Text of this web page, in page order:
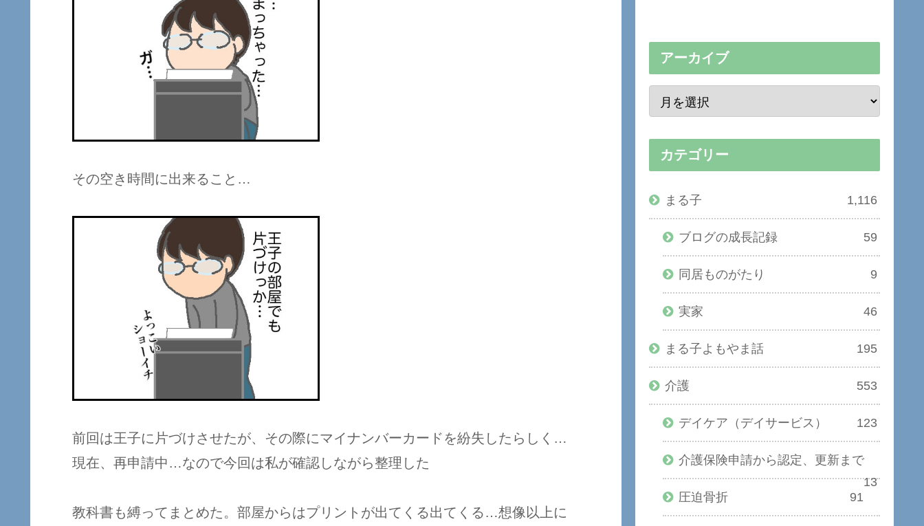
その空き時間に出来ること…
前回は王子に片づけさせたが、その際にマイナンバーカードを紛失したらしく…
現在、再申請中…なので今回は私が確認しながら整理した
教科書も縛ってまとめた。部屋からはプリントが出てくる出てくる…想像以上に
アーカイブ
カテゴリー
まる子 1,116
ブログの成長記録 59
同居ものがたり 9
実家 46
まる子よもやま話 195
介護 553
デイケア（デイサービス） 123
介護保険申請から認定、更新まで
13
圧迫骨折
91